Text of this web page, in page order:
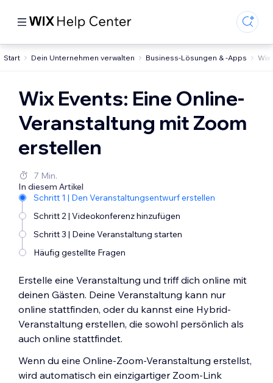
Start Dein Unternehmen verwalten Business-Lösungen & -Apps Wix
Wix Events: Eine Online-
Veranstaltung mit Zoom
erstellen
7 Min.
In diesem Artikel
Schritt 1 | Den Veranstaltungsentwurf erstellen
Schritt 2 | Videokonferenz hinzufügen
Schritt 3 | Deine Veranstaltung starten
Häufig gestellte Fragen
Erstelle eine Veranstaltung und triff dich online mit
deinen Gästen. Deine Veranstaltung kann nur
online stattfinden, oder du kannst eine Hybrid-
Veranstaltung erstellen, die sowohl persönlich als
auch online stattfindet.
Wenn du eine Online-Zoom-Veranstaltung erstellst,
wird automatisch ein einzigartiger Zoom-Link